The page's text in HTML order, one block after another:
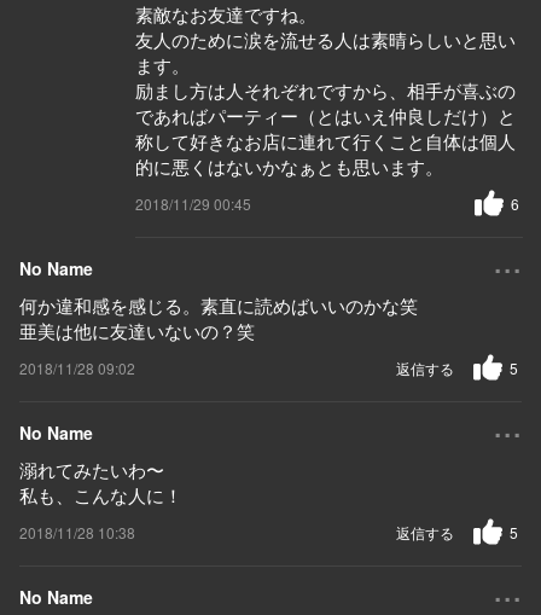
素敵なお友達ですね。
友人のために涙を流せる人は素晴らしいと思い
ます。
励まし方は人それぞれですから、相手が喜ぶの
であればパーティー（とはいえ仲良しだけ）と
称して好きなお店に連れて行くこと自体は個人
的に悪くはないかなぁとも思います。
2018/11/29 00:45 6
No Name ...
何か違和感を感じる。素直に読めばいいのかな笑
亜美は他に友達いないの？笑
2018/11/28 09:02 5
返信する
No Name ...
溺れてみたいわ〜
私も、こんな人に！
2018/11/28 10:38 5
返信する
No Name ...